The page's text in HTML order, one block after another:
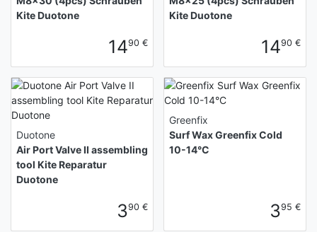
Kite Duotone
1490 €
Kite Duotone
1490 €
Duotone
Air Port Valve II assembling
tool Kite Reparatur
Duotone
390 €
Greenfix
Surf Wax Greenfix Cold
10-14°C
395 €